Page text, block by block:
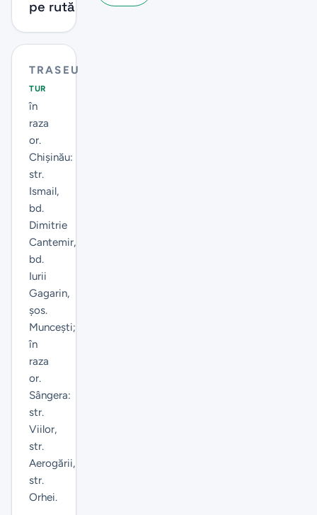
pe rută
TRASEU
TUR
în
raza
or.
Chișinău:
str.
Ismail,
bd.
Dimitrie
Cantemir,
bd.
Iurii
Gagarin,
şos.
Munceşti;
în
raza
or.
Sângera:
str.
Viilor,
str.
Aerogării,
str.
Orhei.